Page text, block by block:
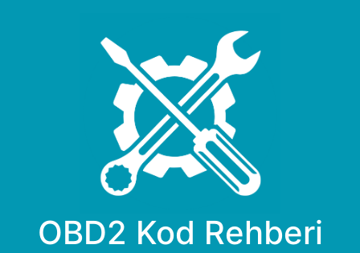
OBD2 Kod Rehberi